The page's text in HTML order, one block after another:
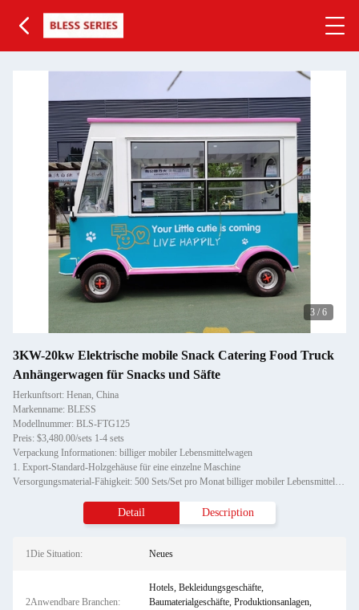
3 / 6
3KW-20kw Elektrische mobile Snack Catering Food Truck
Anhängerwagen für Snacks und Säfte
Herkunftsort: Henan, China
Markenname: BLESS
Modellnummer: BLS-FTG125
Preis: $3,480.00/sets 1-4 sets
Verpackung Informationen: billiger mobiler Lebensmittelwagen
1. Export-Standard-Holzgehäuse für eine einzelne Maschine
Versorgungsmaterial-Fähigkeit: 500 Sets/Set pro Monat billiger mobiler Lebensmittelwagen
Detail Description
1Die Situation: Neues
2Anwendbare Branchen:
Hotels, Bekleidungsgeschäfte,
Baumaterialgeschäfte, Produktionsanlagen,